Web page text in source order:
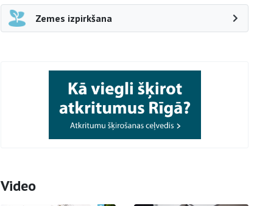
Zemes izpirkšana
Video